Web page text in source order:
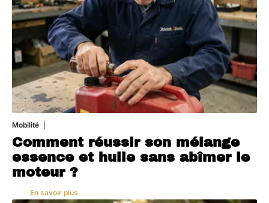
Mobilité
Comment réussir son mélange
essence et huile sans abîmer le
moteur ?
En savoir plus